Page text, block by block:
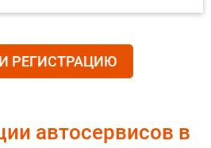
РЕГИСТРАЦИЮ
автосервисов в